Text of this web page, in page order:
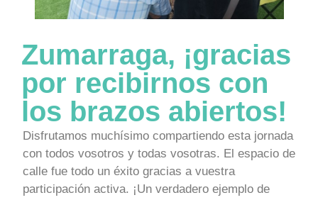
Zumarraga, ¡gracias
por recibirnos con
los brazos abiertos!
Disfrutamos muchísimo compartiendo esta jornada
con todos vosotros y todas vosotras. El espacio de
calle fue todo un éxito gracias a vuestra
participación activa. ¡Un verdadero ejemplo de